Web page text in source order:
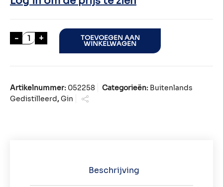
- TUXEDO GIN 70cl aantal
+ TOEVOEGEN AAN
WINKELWAGEN
Artikelnummer: 052258 Categorieën: Buitenlands
Gedistilleerd,Gin
Beschrijving